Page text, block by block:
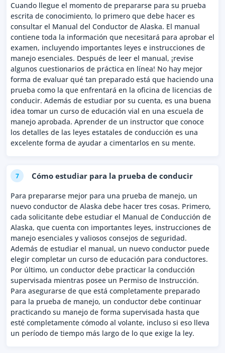
Cuando llegue el momento de prepararse para su prueba
escrita de conocimiento, lo primero que debe hacer es
consultar el Manual del Conductor de Alaska. El manual
contiene toda la información que necesitará para aprobar el
examen, incluyendo importantes leyes e instrucciones de
manejo esenciales. Después de leer el manual, ¡revise
algunos cuestionarios de práctica en línea! No hay mejor
forma de evaluar qué tan preparado está que haciendo una
prueba como la que enfrentará en la oficina de licencias de
conducir. Además de estudiar por su cuenta, es una buena
idea tomar un curso de educación vial en una escuela de
manejo aprobada. Aprender de un instructor que conoce
los detalles de las leyes estatales de conducción es una
excelente forma de ayudar a cimentarlos en su mente.
7 Cómo estudiar para la prueba de conducir
Para prepararse mejor para una prueba de manejo, un
nuevo conductor de Alaska debe hacer tres cosas. Primero,
cada solicitante debe estudiar el Manual de Conducción de
Alaska, que cuenta con importantes leyes, instrucciones de
manejo esenciales y valiosos consejos de seguridad.
Además de estudiar el manual, un nuevo conductor puede
elegir completar un curso de educación para conductores.
Por último, un conductor debe practicar la conducción
supervisada mientras posee un Permiso de Instrucción.
Para asegurarse de que está completamente preparado
para la prueba de manejo, un conductor debe continuar
practicando su manejo de forma supervisada hasta que
esté completamente cómodo al volante, incluso si eso lleva
un período de tiempo más largo de lo que exige la ley.